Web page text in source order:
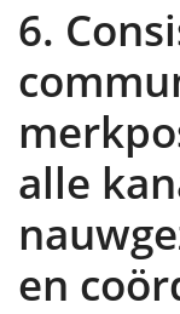
6.
alle
en